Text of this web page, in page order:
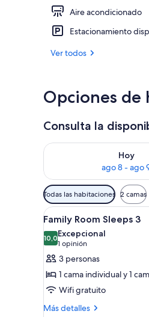
Aire acondicionado
Estacionamiento
Ver todos
Opciones de
Consulta la
Hoy
ago 8 - ago
Consulta la
Filtros
disponibles
para
las
habitaciones
Todas las habitaciones 2 camas
Ver
todas
las
fotos
de
Family
Room
Sleeps
4
Family Room Sleeps 3
10,010,0 de 10
Excepcional
1 opinión
(1
opinión)
3 personas
1 cama individual y 1
Wifi gratuito
Más detalles
Más